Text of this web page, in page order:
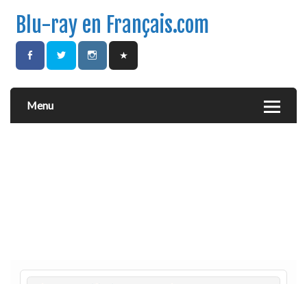
Blu-ray en Français.com
Menu